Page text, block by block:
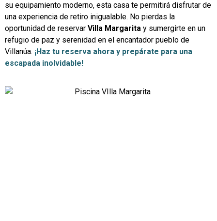
su equipamiento moderno, esta casa te permitirá disfrutar de
una experiencia de retiro inigualable. No pierdas la
oportunidad de reservar Villa Margarita y sumergirte en un
refugio de paz y serenidad en el encantador pueblo de
Villanúa. ¡Haz tu reserva ahora y prepárate para una
escapada inolvidable!